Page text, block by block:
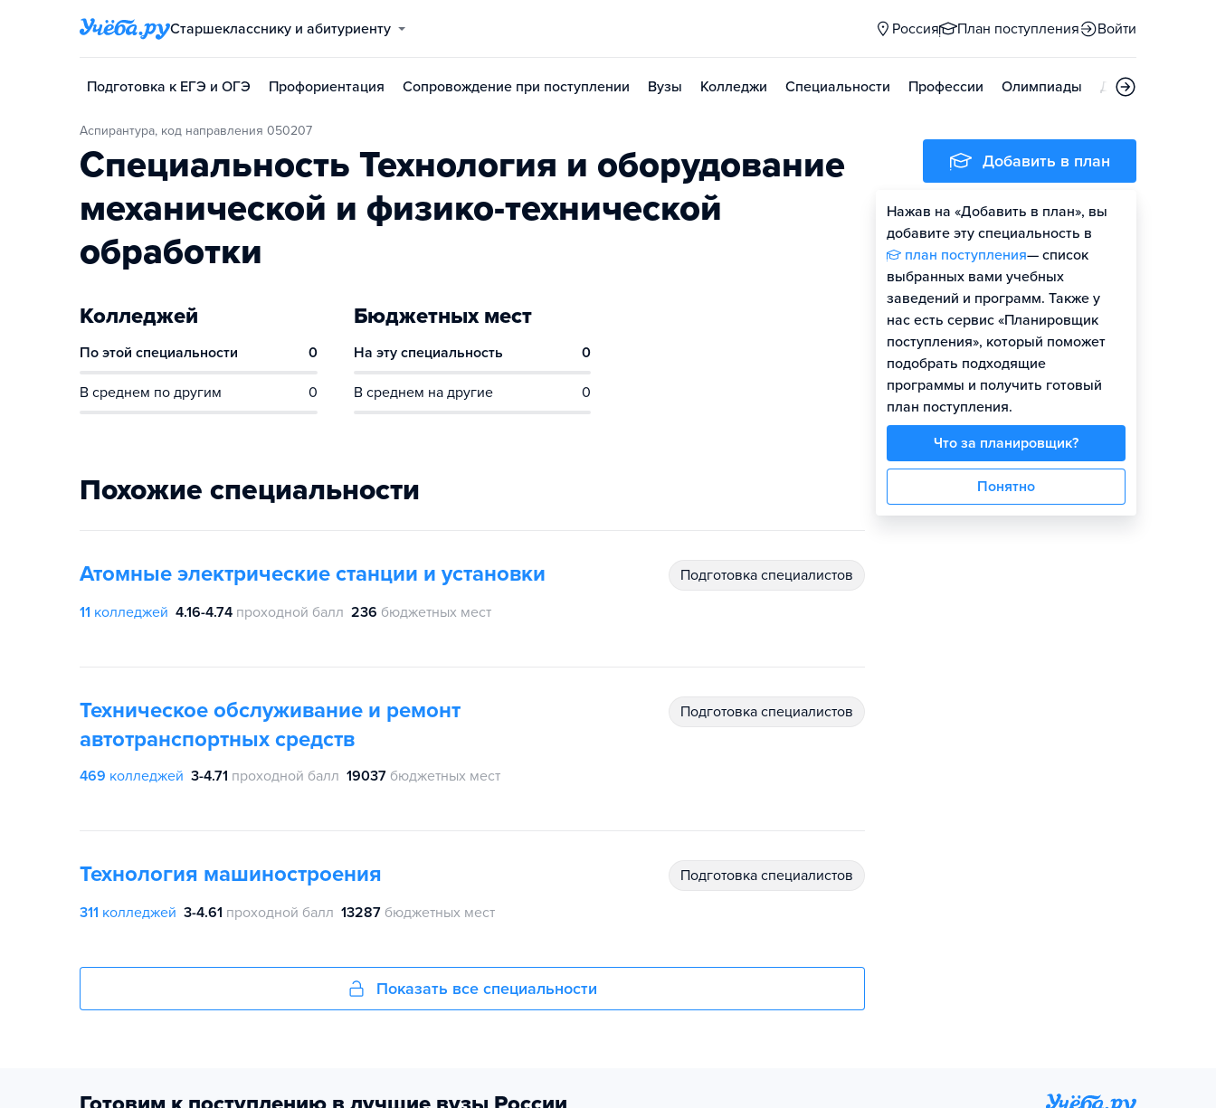
Старшекласснику и абитуриенту Россия План поступления Войти
Подготовка к ЕГЭ и ОГЭ Профориентация Сопровождение при поступлении Вузы Колледжи Специальности Профессии Олимпиады Дни открытых
Аспирантура, код направления 050207
Специальность Технология и оборудование
механической и физико-технической
обработки
Колледжей
По этой специальности 0
В среднем по другим 0
Бюджетных мест
На эту специальность 0
В среднем на другие 0
Похожие специальности
Атомные электрические станции и установки подготовка специалистов
11 колледжей 4.16-4.74 проходной балл 236 бюджетных мест
Техническое обслуживание и ремонт
автотранспортных средств
подготовка специалистов
469 колледжей 3-4.71 проходной балл 19037 бюджетных мест
Технология машиностроения подготовка специалистов
311 колледжей 3-4.61 проходной балл 13287 бюджетных мест
Показать все специальности
Добавить в план
Нажав на «Добавить в план», вы
добавите эту специальность в
план поступления— список
выбранных вами учебных
заведений и программ. Также у
нас есть сервис «Планировщик
поступления», который поможет
подобрать подходящие
программы и получить готовый
план поступления.
Что за планировщик?
Понятно